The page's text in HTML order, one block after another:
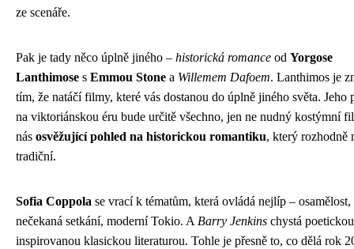
ze scenáře.
Pak je tady něco úplně jiného – historická romance od Yorgose
Lanthimose s Emmou Stone a Willemem Dafoem. Lanthimos je
tím, že natáčí filmy, které vás dostanou do úplně jiného světa. Jeho
na viktoriánskou éru bude určitě všechno, jen ne nudný kostýmní
nás osvěžující pohled na historickou romantiku, který rozhodně
tradiční.
Sofia Coppola se vrací k tématům, která ovládá nejlíp – osamělost,
nečekaná setkání, moderní Tokio. A Barry Jenkins chystá
inspirovanou klasickou literaturou. Tohle je přesně to, co dělá rok